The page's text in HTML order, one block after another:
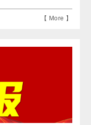
【 More 】